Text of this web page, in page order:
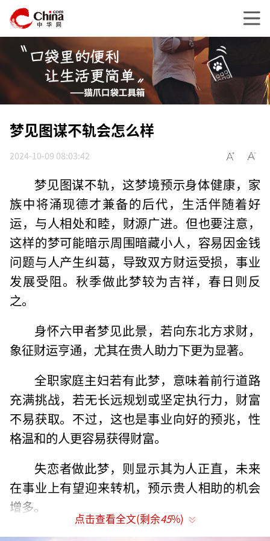
梦见图谋不轨会怎么样
2024-10-09 08:03:42
梦见图谋不轨，这梦境预示身体健康，家
族中将涌现德才兼备的后代，生活伴随着好
运，与人相处和睦，财源广进。但也要注意，
这样的梦可能暗示周围暗藏小人，容易因金钱
问题与人产生纠葛，导致双方财运受损，事业
发展受阻。秋季做此梦较为吉祥，春日则反
之。
身怀六甲者梦见此景，若向东北方求财，
象征财运亨通，尤其在贵人助力下更为显著。
全职家庭主妇若有此梦，意味着前行道路
充满挑战，若无长远规划或坚定执行力，财富
不易获取。不过，这也是事业向好的预兆，性
格温和的人更容易获得财富。
失恋者做此梦，则显示其为人正直，未来
在事业上有望迎来转机，预示贵人相助的机会
增多。
离婚女性梦中出现图谋不轨之象，可能揭
点击查看全文(剩余45%)